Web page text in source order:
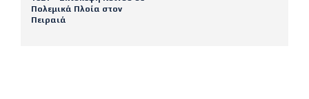
Πολεμικά Πλοία στον
Πειραιά